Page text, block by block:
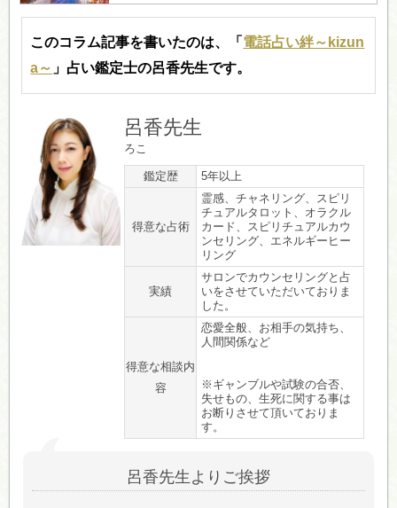
このコラム記事を書いたのは、「 電話占い絆～kizun
a～ 」占い鑑定士の呂香先生です。
呂香先生
ろこ
鑑定歴 5年以上
得意な占術
霊感、チャネリング、スピリ
チュアルタロット、オラクル
カード、スピリチュアルカウ
ンセリング、エネルギーヒー
リング
実績
サロンでカウンセリングと占
いをさせていただいておりま
した。
得意な相談内
容
恋愛全般、お相手の気持ち、
人間関係など
※ギャンブルや試験の合否、
失せもの、生死に関する事は
お断りさせて頂いておりま
す。
呂香先生よりご挨拶